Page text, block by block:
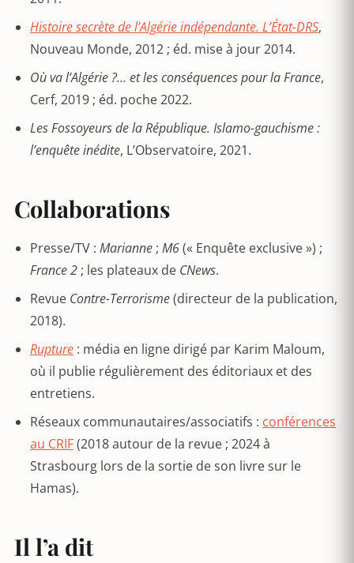
Histoire secrète de l’Algérie indépendante. L’État-DRS,
Nouveau Monde, 2012 ; éd. mise à jour 2014.
Où va l’Algérie ?… et les conséquences pour la France,
Cerf, 2019 ; éd. poche 2022.
Les Fossoyeurs de la République. Islamo-gauchisme :
l’enquête inédite, L’Observatoire, 2021.
Collaborations
Presse/TV : Marianne ; M6(« Enquête exclusive ») ;
France 2 ; les plateaux de CNews.
Revue Contre-Terrorisme(directeur de la publication,
2018).
Rupture : média en ligne dirigé par Karim Maloum,
où il publie régulièrement des éditoriaux et des
entretiens.
Réseaux communautaires/associatifs : conférences
au CRIF(2018 autour de la revue ; 2024 à
Strasbourg lors de la sortie de son livre sur le
Hamas).
Il l’a dit